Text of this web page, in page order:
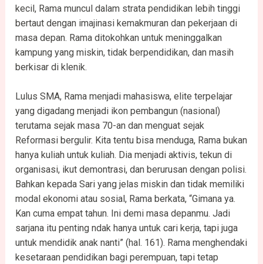
kecil, Rama muncul dalam strata pendidikan lebih tinggi
bertaut dengan imajinasi kemakmuran dan pekerjaan di
masa depan. Rama ditokohkan untuk meninggalkan
kampung yang miskin, tidak berpendidikan, dan masih
berkisar di klenik.
Lulus SMA, Rama menjadi mahasiswa, elite terpelajar
yang digadang menjadi ikon pembangun (nasional)
terutama sejak masa 70-an dan menguat sejak
Reformasi bergulir. Kita tentu bisa menduga, Rama bukan
hanya kuliah untuk kuliah. Dia menjadi aktivis, tekun di
organisasi, ikut demontrasi, dan berurusan dengan polisi.
Bahkan kepada Sari yang jelas miskin dan tidak memiliki
modal ekonomi atau sosial, Rama berkata, “Gimana ya.
Kan cuma empat tahun. Ini demi masa depanmu. Jadi
sarjana itu penting ndak hanya untuk cari kerja, tapi juga
untuk mendidik anak nanti” (hal. 161). Rama menghendaki
kesetaraan pendidikan bagi perempuan, tapi tetap